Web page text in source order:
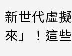
新世代虛
來」！這